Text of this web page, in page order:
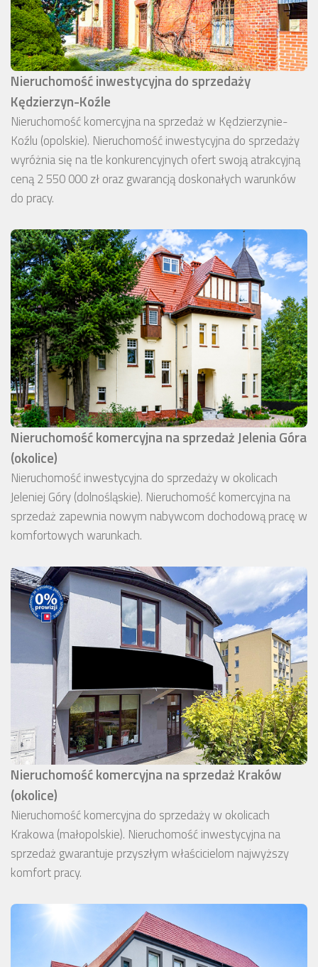
Nieruchomość inwestycyjna do sprzedaży
Kędzierzyn-Koźle
Nieruchomość komercyjna na sprzedaż w Kędzierzynie-
Koźlu (opolskie). Nieruchomość inwestycyjna do sprzedaży
wyróżnia się na tle konkurencyjnych ofert swoją atrakcyjną
ceną 2 550 000 zł oraz gwarancją doskonałych warunków
do pracy.
Nieruchomość komercyjna na sprzedaż Jelenia Góra
(okolice)
Nieruchomość inwestycyjna do sprzedaży w okolicach
Jeleniej Góry (dolnośląskie). Nieruchomość komercyjna na
sprzedaż zapewnia nowym nabywcom dochodową pracę w
komfortowych warunkach.
Nieruchomość komercyjna na sprzedaż Kraków
(okolice)
Nieruchomość komercyjna do sprzedaży w okolicach
Krakowa (małopolskie). Nieruchomość inwestycyjna na
sprzedaż gwarantuje przyszłym właścicielom najwyższy
komfort pracy.